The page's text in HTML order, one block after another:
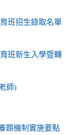
班招生錄取名單
班新生入學暨轉
師)
ryjh011/
題機制實施要點